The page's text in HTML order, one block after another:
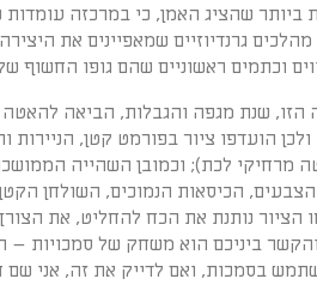
שהציג האמן, כי במרכזה עומדות
גרנדיוזיים שמאפיינים את
וכתמים ראשוניים שהם גופו החשוף
שנת מגפה והגבלות, הביאה
הועדפו ציור בפורמט קטן, הניירות
לכת); וכמובן השהייה
הכיסאות הנמוכים, השולחן
נותנת את הכח להחליט, את
והקשר ביניכם הוא משחק של
בסמכות, ואם לדייק את זה, אני שם